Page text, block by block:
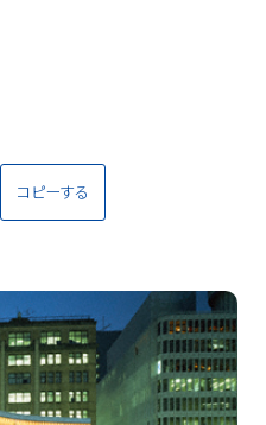
コピーする